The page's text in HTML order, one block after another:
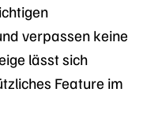
verpassen keine
lässt sich
Feature im